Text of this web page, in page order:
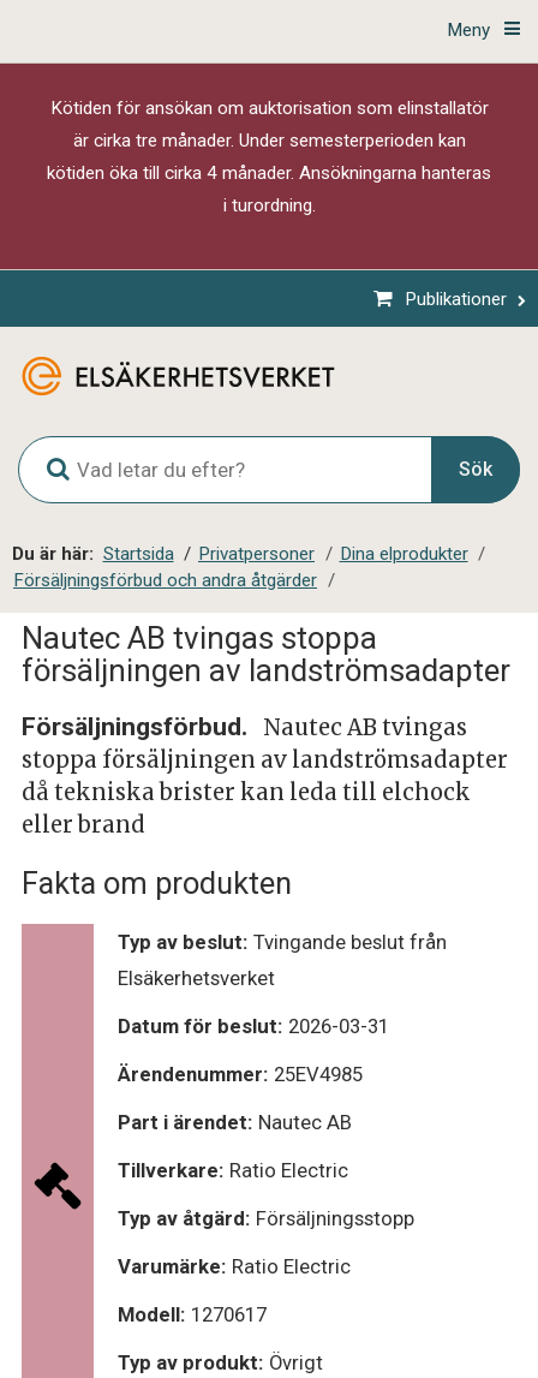
Meny
Kötiden för ansökan om auktorisation som elinstallatör
är cirka tre månader. Under semesterperioden kan
kötiden öka till cirka 4 månader. Ansökningarna hanteras
i turordning.
Publikationer
G
l
o
a
l
s
t
e
s
ö
k
Sök
Du är här: Startsida / Privatpersoner / Dina elprodukter /
Försäljningsförbud och andra åtgärder /
Nautec AB tvingas stoppa
försäljningen av landströmsadapter
Försäljningsförbud.
Nautec AB tvingas
stoppa försäljningen av landströmsadapter
då tekniska brister kan leda till elchock
eller brand
Fakta om produkten
Typ av beslut: Tvingande beslut från
Elsäkerhetsverket
Datum för beslut: 2026-03-31
Ärendenummer: 25EV4985
Part i ärendet: Nautec AB
Tillverkare: Ratio Electric
Typ av åtgärd: Försäljningsstopp
Varumärke: Ratio Electric
Modell: 1270617
Typ av produkt: Övrigt